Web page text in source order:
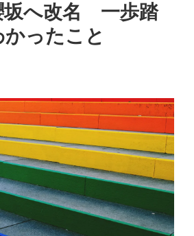
坂へ改名 一歩踏
ったこと